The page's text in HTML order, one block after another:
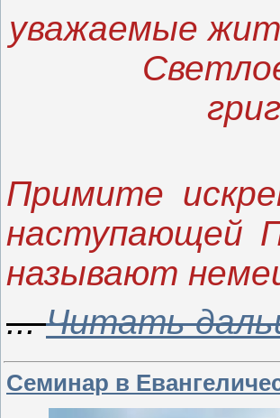
уважаемые
Примите
наступающей
называют
...Читать
Семинар в